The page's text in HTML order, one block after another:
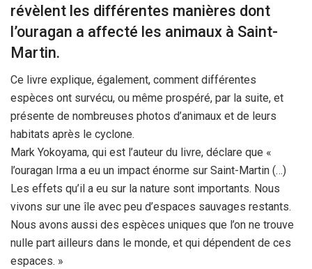
révèlent les différentes manières dont
l’ouragan a affecté les animaux à Saint-
Martin.
Ce livre explique, également, comment différentes
espèces ont survécu, ou même prospéré, par la suite, et
présente de nombreuses photos d’animaux et de leurs
habitats après le cyclone.
Mark Yokoyama, qui est l’auteur du livre, déclare que «
l’ouragan Irma a eu un impact énorme sur Saint-Martin (…)
Les effets qu’il a eu sur la nature sont importants. Nous
vivons sur une île avec peu d’espaces sauvages restants.
Nous avons aussi des espèces uniques que l’on ne trouve
nulle part ailleurs dans le monde, et qui dépendent de ces
espaces. »